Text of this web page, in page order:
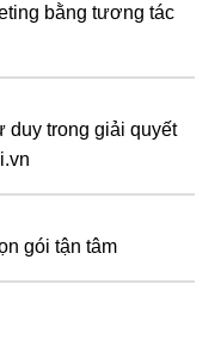
bằng tương tác
duy trong giải quyết
gói tận tâm